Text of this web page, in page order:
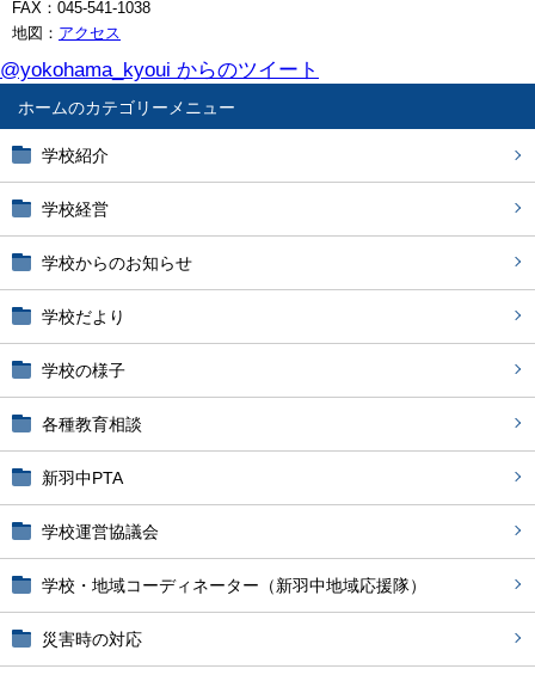
ホーム
学校紹介
学校経営
学校からのお知らせ
学校だより
学校の様子
各種教育相談
新羽中PTA
学校運営協議会
学校・地域コーディネーター（新羽中地域応援隊）
災害時の対応
FAX：045-541-1038
地図： アクセス
@yokohama_kyoui からのツイート